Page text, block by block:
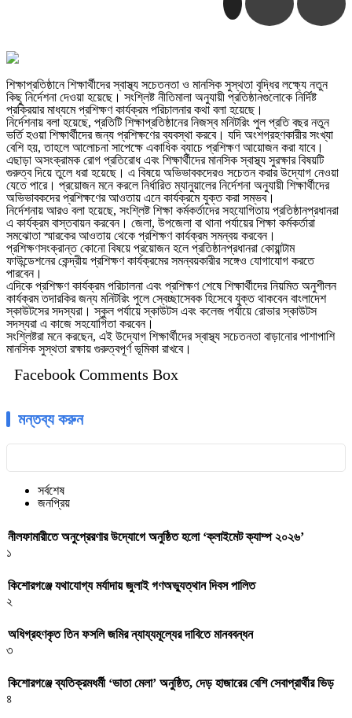
শিক্ষাপ্রতিষ্ঠানে শিক্ষার্থীদের স্বাস্থ্য সচেতনতা ও মানসিক সুস্থতা বৃদ্ধির লক্ষ্যে নতুন
কিছু নির্দেশনা দেওয়া হয়েছে। সংশ্লিষ্ট নীতিমালা অনুযায়ী প্রতিষ্ঠানগুলোকে নির্দিষ্ট
প্রক্রিয়ার মাধ্যমে প্রশিক্ষণ কার্যক্রম পরিচালনার কথা বলা হয়েছে।
নির্দেশনায় বলা হয়েছে, প্রতিটি শিক্ষাপ্রতিষ্ঠানের নিজস্ব মনিটরিং পুল প্রতি বছর নতুন
ভর্তি হওয়া শিক্ষার্থীদের জন্য প্রশিক্ষণের ব্যবস্থা করবে। যদি অংশগ্রহণকারীর সংখ্যা
বেশি হয়, তাহলে আলোচনা সাপেক্ষে একাধিক ব্যাচে প্রশিক্ষণ আয়োজন করা যাবে।
এছাড়া অসংক্রামক রোগ প্রতিরোধ এবং শিক্ষার্থীদের মানসিক স্বাস্থ্য সুরক্ষার বিষয়টি
গুরুত্ব দিয়ে তুলে ধরা হয়েছে। এ বিষয়ে অভিভাবকদেরও সচেতন করার উদ্যোগ নেওয়া
যেতে পারে। প্রয়োজন মনে করলে নির্ধারিত ম্যানুয়ালের নির্দেশনা অনুযায়ী শিক্ষার্থীদের
অভিভাবকদের প্রশিক্ষণের আওতায় এনে কার্যক্রমে যুক্ত করা সম্ভব।
নির্দেশনায় আরও বলা হয়েছে, সংশ্লিষ্ট শিক্ষা কর্মকর্তাদের সহযোগিতায় প্রতিষ্ঠানপ্রধানরা
এ কার্যক্রম বাস্তবায়ন করবেন। জেলা, উপজেলা বা থানা পর্যায়ের শিক্ষা কর্মকর্তারা
সমঝোতা স্মারকের আওতায় থেকে প্রশিক্ষণ কার্যক্রম সমন্বয় করবেন।
প্রশিক্ষণসংক্রান্ত কোনো বিষয়ে প্রয়োজন হলে প্রতিষ্ঠানপ্রধানরা কোয়ান্টাম
ফাউন্ডেশনের কেন্দ্রীয় প্রশিক্ষণ কার্যক্রমের সমন্বয়কারীর সঙ্গেও যোগাযোগ করতে
পারবেন।
এদিকে প্রশিক্ষণ কার্যক্রম পরিচালনা এবং প্রশিক্ষণ শেষে শিক্ষার্থীদের নিয়মিত অনুশীলন
কার্যক্রম তদারকির জন্য মনিটরিং পুলে স্বেচ্ছাসেবক হিসেবে যুক্ত থাকবেন বাংলাদেশ
স্কাউটসের সদস্যরা। স্কুল পর্যায়ে স্কাউটস এবং কলেজ পর্যায়ে রোভার স্কাউটস
সদস্যরা এ কাজে সহযোগিতা করবেন।
সংশ্লিষ্টরা মনে করছেন, এই উদ্যোগ শিক্ষার্থীদের স্বাস্থ্য সচেতনতা বাড়ানোর পাশাপাশি
মানসিক সুস্থতা রক্ষায় গুরুত্বপূর্ণ ভূমিকা রাখবে।
Facebook Comments Box
মন্তব্য করুন
সর্বশেষ
জনপ্রিয়
নীলফামারীতে অনুপ্রেরণার উদ্যোগে অনুষ্ঠিত হলো ‘ক্লাইমেট ক্যাম্প ২০২৬’
১
কিশোরগঞ্জে যথাযোগ্য মর্যাদায় জুলাই গণঅভ্যুত্থান দিবস পালিত
২
অধিগ্রহণকৃত তিন ফসলি জমির ন্যায্যমূল্যের দাবিতে মানববন্ধন
৩
কিশোরগঞ্জে ব্যতিক্রমধর্মী ‘ভাতা মেলা’ অনুষ্ঠিত, দেড় হাজারের বেশি সেবাপ্রার্থীর ভিড়
৪